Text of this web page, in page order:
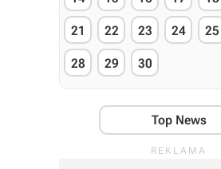
21 22 23 24 25
28 29 30
Top News